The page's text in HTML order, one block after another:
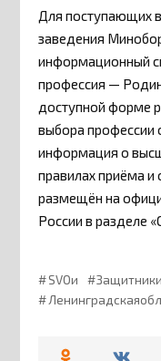
Для поступающих
заведения
информационный
профессия —
доступной форме
выбора профессии
информация о
правилах приёма и
размещён на
России в разделе
SVOи